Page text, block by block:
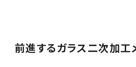
前進するガラス二次加工